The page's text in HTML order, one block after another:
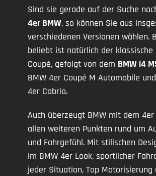
Sind sie gerade auf der Suche
4er BMW, so können Sie aus
verschiedenen Versionen wählen.
beliebt ist natürlich der klassische
Coupé, gefolgt von dem BMW i4
BMW 4er Coupé M Automobile
4er Cabrio.
Auch überzeugt BMW mit dem 4er
allen weiteren Punkten rund um
und Fahrgefühl. Mit stilischen
im BMW 4er Look, sportlicher
jeder Situation, Top Motorisierung